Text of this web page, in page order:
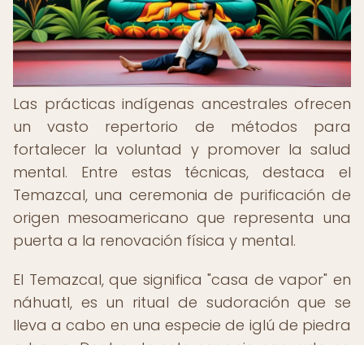
Las prácticas indígenas ancestrales ofrecen
un vasto repertorio de métodos para
fortalecer la voluntad y promover la salud
mental. Entre estas técnicas, destaca el
Temazcal, una ceremonia de purificación de
origen mesoamericano que representa una
puerta a la renovación física y mental.
El Temazcal, que significa "casa de vapor" en
náhuatl, es un ritual de sudoración que se
lleva a cabo en una especie de iglú de piedra